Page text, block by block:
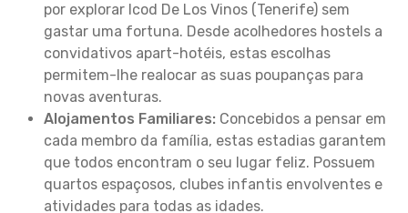
por explorar Icod De Los Vinos (Tenerife) sem
gastar uma fortuna. Desde acolhedores hostels a
convidativos apart-hotéis, estas escolhas
permitem-lhe realocar as suas poupanças para
novas aventuras.
Alojamentos Familiares: Concebidos a pensar em
cada membro da família, estas estadias garantem
que todos encontram o seu lugar feliz. Possuem
quartos espaçosos, clubes infantis envolventes e
atividades para todas as idades.